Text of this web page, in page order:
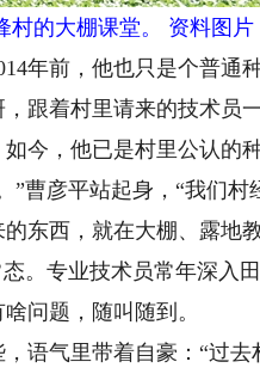
村的大棚课堂。 资料图片
前，他也只是个普通
跟着村里请来的技术员
今，他已是村里公认的
彦平站起身，“我们村
东西，就在大棚、露地
专业技术员常年深入田
问题，随叫随到。
气里带着自豪：“过去